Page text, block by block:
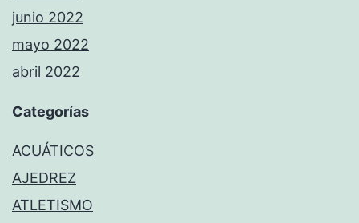
junio 2022
mayo 2022
abril 2022
Categorías
ACUÁTICOS
AJEDREZ
ATLETISMO